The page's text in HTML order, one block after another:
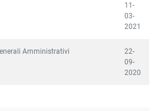
11-
03-
2021
Amministrativi
22-
09-
2020